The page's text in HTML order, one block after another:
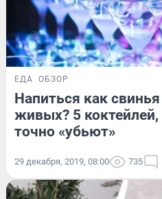
ЕДА ОБЗОР
Напиться как
живых? 5
точно «убьют»
29 декабря, 2019, 08:00 735